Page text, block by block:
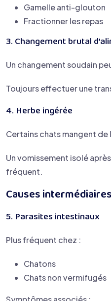
Gamelle anti-glouton
Fractionner les repas
3. Changement brutal
Un changement soudain
Toujours effectuer une
4. Herbe ingérée
Certains chats mangent de
Un vomissement isolé
fréquent.
Causes
5. Parasites intestinaux
Plus fréquent chez :
Chatons
Chats non vermifugés